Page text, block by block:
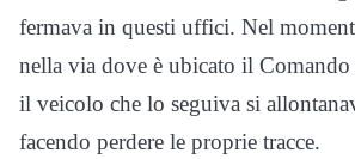
fermava in questi uffici. Nel
nella via dove è ubicato il
il veicolo che lo seguiva si
facendo perdere le proprie tracce.